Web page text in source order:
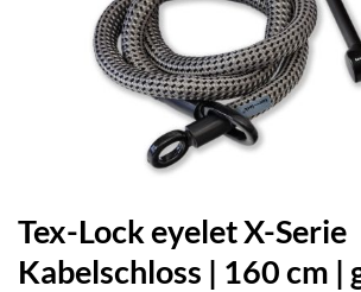
Tex-Lock eyelet X-Serie
Kabelschloss | 160 cm |